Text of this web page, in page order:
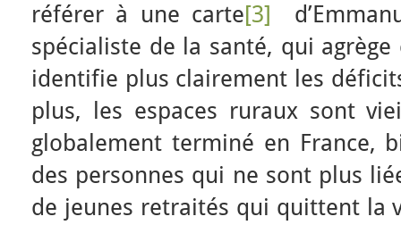
référer à une carte[3]
spécialiste de la santé, qui
identifie plus clairement les
plus, les espaces ruraux sont
globalement terminé en France,
des personnes qui ne sont plus
de jeunes retraités qui quittent la